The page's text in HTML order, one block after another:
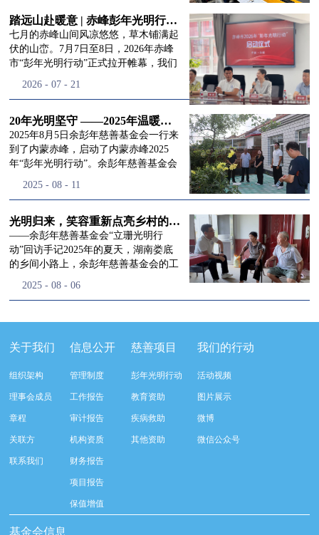
生、李玲辉先生、郭启兴先生及梅鑫先
生，现场列席人员:监事孙海跃先生，联
合党支部书记曾层同志。本次会议由理
事长徐滨主持，会议出席人数超过理事
换届会议严格按照基金会章程规定流程
同回顾了基金会过往任期内在助学兴
教、医疗救助、公益事业普惠等多个领
域深耕耕耘的公益历程，充分肯定了第
三届理事会全体成员多年来接续付出的
民、济世利人"的慈善理念所做出的突
流程，完成了新一届治理层的选举任
命，全新的第四届理事会正式组建完
成：选举彭志兵、徐滨、彭新英、李
栋、李玲辉、郭启兴、梅鑫为余彭年慈
余彭年慈善基金会第四届理事会监事。
徐滨先生当选余彭年慈善基金会第四届
先生依次为新一任理事长徐滨先生及秘
新起点上，基金会将始终坚守创立初
心，继续沿着余彭年先生的慈善足迹稳
步前行：一方面将持续巩固已有的品牌
公益项目优势，把帮扶资源更精准地向
索适配新时代公益环境的创新路径，联
动更多社会爱心力量，搭建更透明、更
阔的角落，用实际行动践行"取之于社
会、用之于社会"的公益承诺。未来，
余彭年慈善基金会将在新一届理事会的
带领下，以更饱满的热忱投身公益慈善
踏远山赴暖意 | 赤峰彭年光明行动启程，入户回访接住乡亲眼底的光亮
七月的赤峰山间风凉悠悠，草木铺满起
伏的山峦。7月7日至8日，2026年赤峰
市“彭年光明行动”正式拉开帷幕，我们
土地，赴一场延续了二十一年的光明之
残联唐婷婷理事长到场参与本次启动活
动，由衷肯定了基金会坚持二十一年深
耕光明帮扶的坚守，也向长久奔走推进
项目的我们表达了谢意。二十一年时光
市与县域，一趟趟奔赴偏远地区，只为
景，这份认可，也让我们更加笃定前行
的脚步。启动仪式落幕之后，我们没有
即刻返程，联合赤峰市残联的工作人
员、专业医护队伍走入乡间小路，随机
小路弯弯曲曲，两边是繁茂的林木，我
家中。简朴的乡村民居陈设简单，老人
往日家中大大小小的农活，全都压在了
老伴一人肩上。此前季爷爷的左眼早已
彻底失明，卧床的日子里视野一片昏
暗，行动受限再加上双目近乎失明，老
人常常对往后的生活满心忧虑。得益于
去年项目开展的右眼手术，如今他的右
眼重获视力，平日里能够看清手机屏
幕，简单的日常起居也可以自己打理不
少。聊天的时候季爷爷语气满是庆
幸：“本来走路就不利索，要是双眼都
看不见，真的不敢设想往后的日子。现
2026 - 07 - 21
20年光明坚守 ——2025年温暖启程“彭年光明行动”内蒙赤峰
2025年8月5日余彭年慈善基金会一行来
到了内蒙赤峰，启动了内蒙赤峰2025
年“彭年光明行动”。余彭年慈善基金会
欣以及余彭年慈善基金会志愿者姜颖妍
峰市残联理事长孙德欣对我们“彭年光
明行动”给予了高度的肯定，他表示“彭
年光明行动”不仅仅是帮助白内障患者
恢复光明，最重要的是减轻了患者家庭
事业的生动体现。随后余彭年慈善基金
光明行动”在内蒙的点点滴滴，并希望
覆盖，加强术后随访与科普宣传，同时
仪式后余彭年慈善基金会一行实地探访
了项目实施的一线情况，详细了解了患
流程就诊环节。 探访结束后，我们一行
开始对参与项目的患者进行了随机的回
项目的患者进行了随机的回访。居住在
松山区三道井子村的王奶奶左眼一直视
检查治疗。村里的赵书记在走访过程中
2025 - 08 - 11
光明归来，笑容重新点亮乡村的角落
——余彭年慈善基金会“立珊光明行
动”回访手记2025年的夏天，湖南娄底
的乡间小路上，余彭年慈善基金会的工
着一份特别的牵挂，走进了一个个普通
曾经被白内障困扰的老人，在接受
发生了怎样的变化。“现在能看清菜苗
来到涟源市渡头塘乡洪家村。72岁的曾
爷爷正在自家菜地里忙碌。他曾是村里
见，另一只眼睛的视力也越来越差。以
前，他看不清鱼塘的水位，也分不清菜
术后，眼睛亮堂多了！”老人笑着说。
现在，他能清楚地看到鱼塘里鱼儿游动
杂草。尽管手部有残疾，但他在田埂上
2025 - 08 - 06
动
道>>
关于我们
组织架构
理事会成员
章程
关联方
联系我们
信息公开
管理制度
工作报告
审计报告
机构资质
财务报告
项目报告
保值增值
慈善项目
彭年光明行动
教育资助
疾病救助
其他资助
我们的行动
活动视频
图片展示
微博
微信公众号
基金会信息